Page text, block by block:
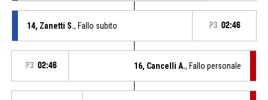
14, Zanetti S., Fallo subito P3 02:46
P3 02:46 16, Cancelli A., Fallo personale